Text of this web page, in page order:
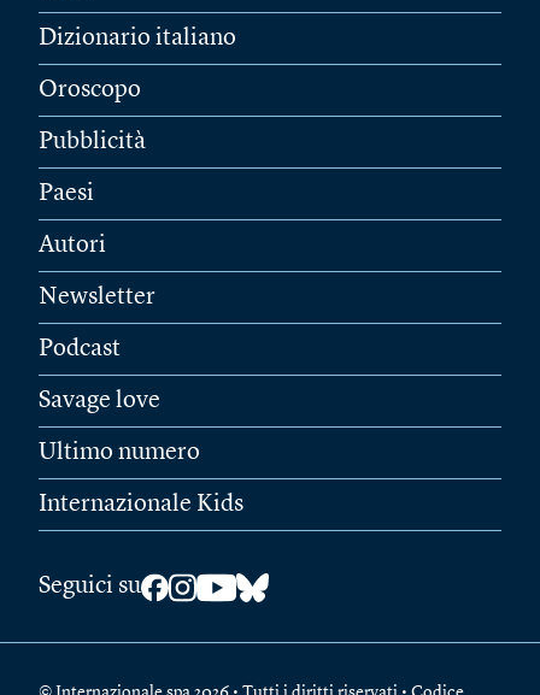
Dizionario italiano
Oroscopo
Pubblicità
Paesi
Autori
Newsletter
Podcast
Savage love
Ultimo numero
Internazionale Kids
Seguici su